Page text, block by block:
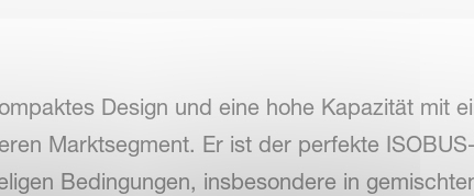
Design und eine hohe Kapazität mit
Marktsegment. Er ist der perfekte
Bedingungen, insbesondere in